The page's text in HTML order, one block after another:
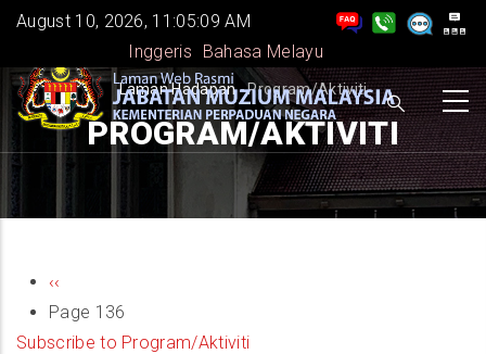
Skip
main
content
August 10, 2026, 11:05:09 AM
Inggeris
Bahasa Melayu
BREADCRUMB
Laman Hadapan -Program/Aktiviti
PROGRAM/AKTIVITI
PAGINATION
Previous
page
‹‹
Page 136
Subscribe to Program/Aktiviti